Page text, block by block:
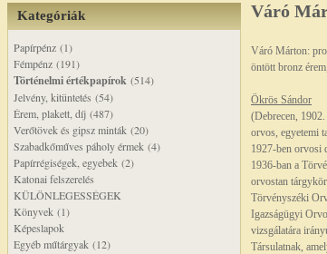
Kategóriák
Papírpénz (1)
Fémpénz (191)
Történelmi értékpapírok (514)
Jelvény, kitüntetés (54)
Érem, plakett, díj (487)
Verőtövek és gipsz minták (20)
Szabadkőműves páholy érmek (4)
Papírrégiségek, egyebek (2)
Katonai felszerelés
KÜLÖNLEGESSÉGEK
Könyvek (1)
Képeslapok
Egyéb műtárgyak (12)
Váró
Váró Márton:
öntött bronz
Ökrös Sándor
(Debrecen,
orvos, egyetemi
1927-ben orvosi
1936-ban a
orvostan
Törvényszéki
Igazságügyi
vizsgálatára
Társulatnak,